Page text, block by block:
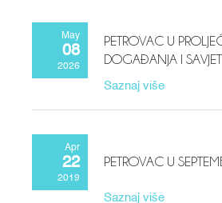
May
08
2026
PETROVAC U
DOGAĐANJA I
Saznaj više
Apr
22
2019
PETROVAC U
Saznaj više